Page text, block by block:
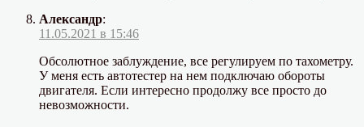
Александр:
11.05.2021 в 15:46
Обсолютное заблуждение, все регулируем по тахометру.
У меня есть автотестер на нем подключаю обороты
двигателя. Если интересно продолжу все просто до
невозможности.